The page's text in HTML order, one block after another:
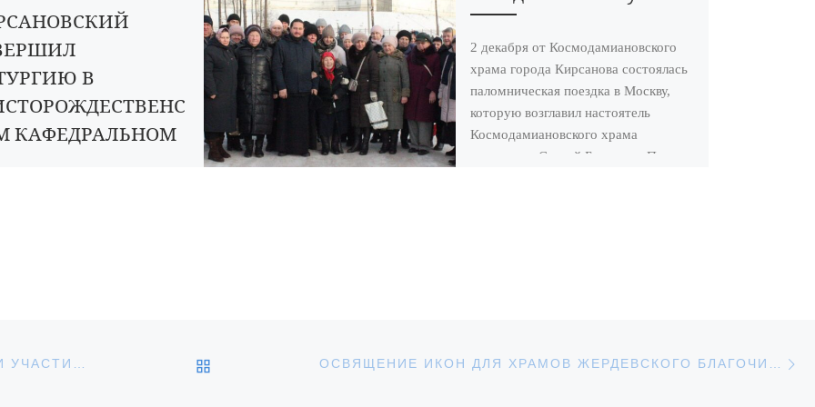
В
КАФЕДРАЛЬНОМ
2 декабря от Космодамиановского
храма города Кирсанова состоялась
паломническая поездка в Москву,
которую возглавил настоятель
Космодамиановского храма
священник Сергий Богданов. После
ВОСПИТАННИКИ ВОСКРЕСНОЙ ШКОЛЫ ПРИНЯЛИ УЧАСТИЕ В УБОРКЕ МОГИЛ ВОИНОВ ВЕЛИКОЙ ОТЕЧЕСТВЕННОЙ ВОЙНЫ ОБРАТНО К СПИСКУ ЗАПИСЕЙ ОСВЯЩЕНИЕ ИКОН ДЛЯ ХРАМОВ ЖЕРДЕВСКОГО БЛАГОЧИНИЯ